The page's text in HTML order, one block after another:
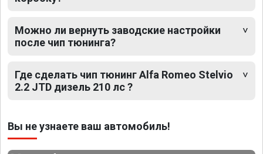
Можно ли вернуть заводские настройки
после чип тюнинга?
Где сделать чип тюнинг Alfa Romeo Stelvio
2.2 JTD дизель 210 лс ?
Вы не узнаете ваш автомобиль!